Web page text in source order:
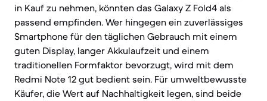
in Kauf zu nehmen, könnten das Galaxy Z Fold4 als
passend empfinden. Wer hingegen ein zuverlässiges
Smartphone für den täglichen Gebrauch mit einem
guten Display, langer Akkulaufzeit und einem
traditionellen Formfaktor bevorzugt, wird mit dem
Redmi Note 12 gut bedient sein. Für umweltbewusste
Käufer, die Wert auf Nachhaltigkeit legen, sind beide